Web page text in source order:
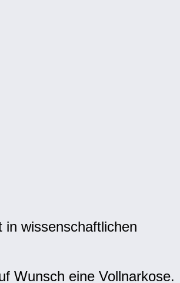
wissenschaftlichen
Wunsch eine Vollnarkose.